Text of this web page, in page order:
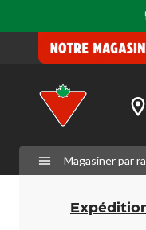
votre
est
AB,
Magasiner par